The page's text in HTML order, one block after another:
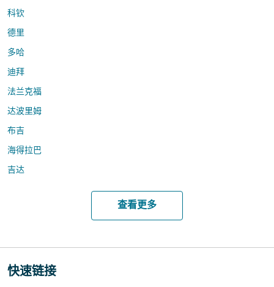
科钦
德里
多哈
迪拜
法兰克福
达波里姆
布吉
海得拉巴
吉达
查看更多
快速链接